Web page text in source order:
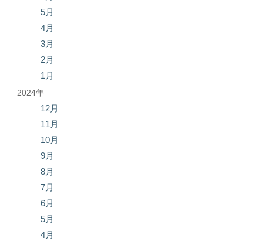
5月
4月
3月
2月
1月
2024年
12月
11月
10月
9月
8月
7月
6月
5月
4月